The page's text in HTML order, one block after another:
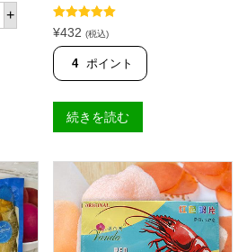
+
5段階中5.00
の評価
¥432 (税込)
4 ポイント
続きを読む